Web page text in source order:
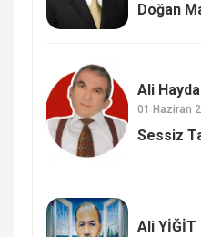
Doğan
Ali
01 Haziran
Sessiz
Ali YİĞİT